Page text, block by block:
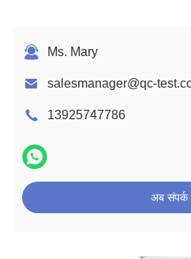
Ms. Mary
salesmanager@qc-
13925747786
अब संपर्क